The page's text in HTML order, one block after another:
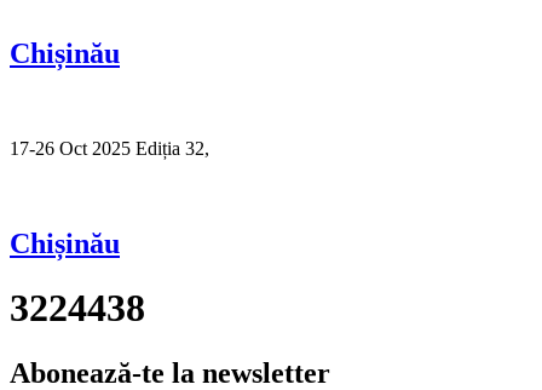
Chișinău
17-26 Oct 2025 Ediția 32,
Chișinău
3224438
Abonează-te la newsletter